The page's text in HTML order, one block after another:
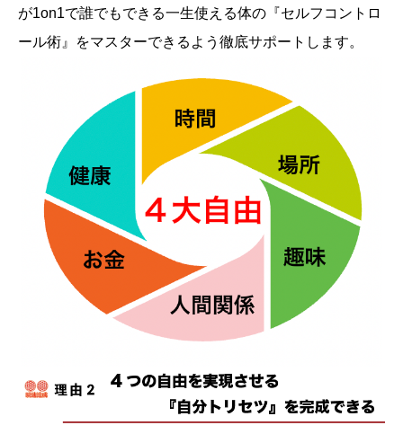
が1on1で誰でもできる一生使える体の『セルフコントロ
ール術』をマスターできるよう徹底サポートします。